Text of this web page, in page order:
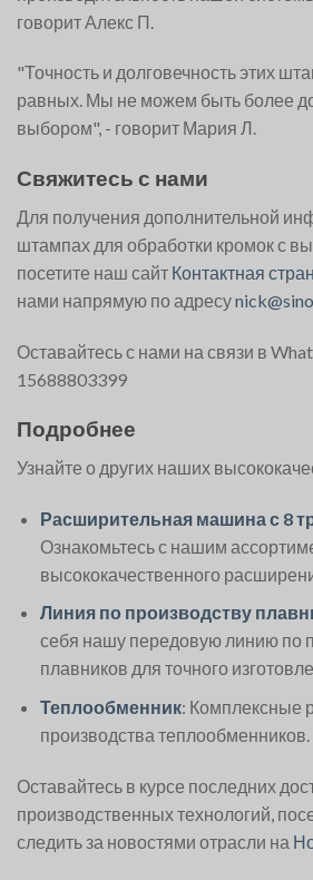
говорит Алекс П.
"Точность и долговечность этих
равных. Мы не можем быть более
выбором", - говорит Мария Л.
Свяжитесь с нами
Для получения дополнительной
штампах для обработки кромок с
посетите наш сайт Контактная
нами напрямую по адресу
Оставайтесь с нами на связи в
15688803399
Подробнее
Узнайте о других наших
Расширительная машина с 8
Ознакомьтесь с нашим
высококачественного
Линия по производству
себя нашу передовую линию по
плавников для точного
Теплообменник: Комплексные
производства теплообменников.
Оставайтесь в курсе последних
производственных технологий,
следить за новостями отрасли на